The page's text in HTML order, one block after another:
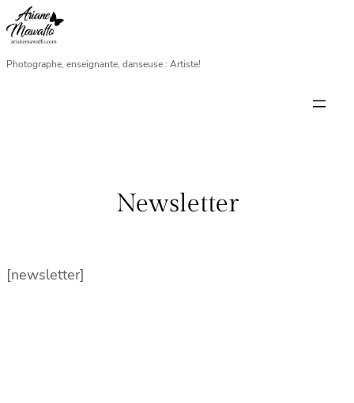
Aller
au
contenu
Photographe, enseignante, danseuse : Artiste!
Newsletter
[newsletter]